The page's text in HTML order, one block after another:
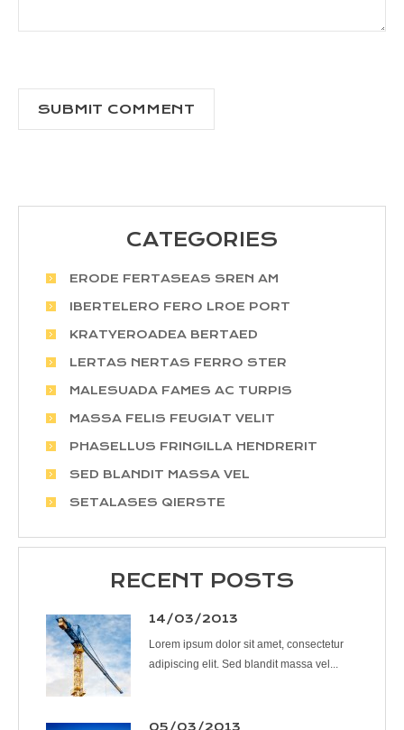
CATEGORIES
ERODE FERTASEAS SREN AM
IBERTELERO FERO LROE PORT
KRATYEROADEA BERTAED
LERTAS NERTAS FERRO STER
MALESUADA FAMES AC TURPIS
MASSA FELIS FEUGIAT VELIT
PHASELLUS FRINGILLA HENDRERIT
SED BLANDIT MASSA VEL
SETALASES QIERSTE
RECENT POSTS
14/03/2013
Lorem ipsum dolor sit amet, consectetur
adipiscing elit. Sed blandit massa vel...
05/03/2013